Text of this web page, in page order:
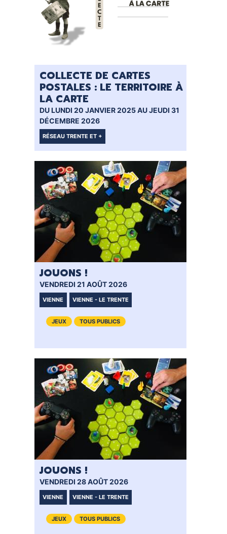
COLLECTE DE CARTES
POSTALES : LE TERRITOIRE À
LA CARTE
DU LUNDI 20 JANVIER 2025 AU JEUDI 31
DÉCEMBRE 2026
RÉSEAU TRENTE ET +
JOUONS !
VENDREDI 21 AOÛT 2026
VIENNE VIENNE - LE TRENTE
JEUX TOUS PUBLICS
JOUONS !
VENDREDI 28 AOÛT 2026
VIENNE VIENNE - LE TRENTE
JEUX TOUS PUBLICS